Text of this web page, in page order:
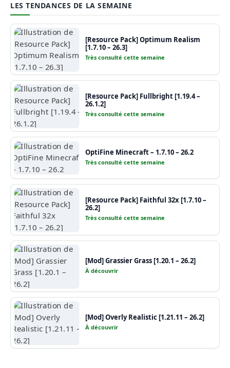
LES TENDANCES DE LA SEMAINE
[Resource Pack] Optimum Realism
[1.7.10 – 26.3]
Très consulté cette semaine
[Resource Pack] Fullbright [1.19.4 –
26.1.2]
Très consulté cette semaine
OptiFine Minecraft – 1.7.10 – 26.2
Très consulté cette semaine
[Resource Pack] Faithful 32x [1.7.10 –
26.2]
Très consulté cette semaine
[Mod] Grassier Grass [1.20.1 – 26.2]
À découvrir
[Mod] Overly Realistic [1.21.11 – 26.2]
À découvrir